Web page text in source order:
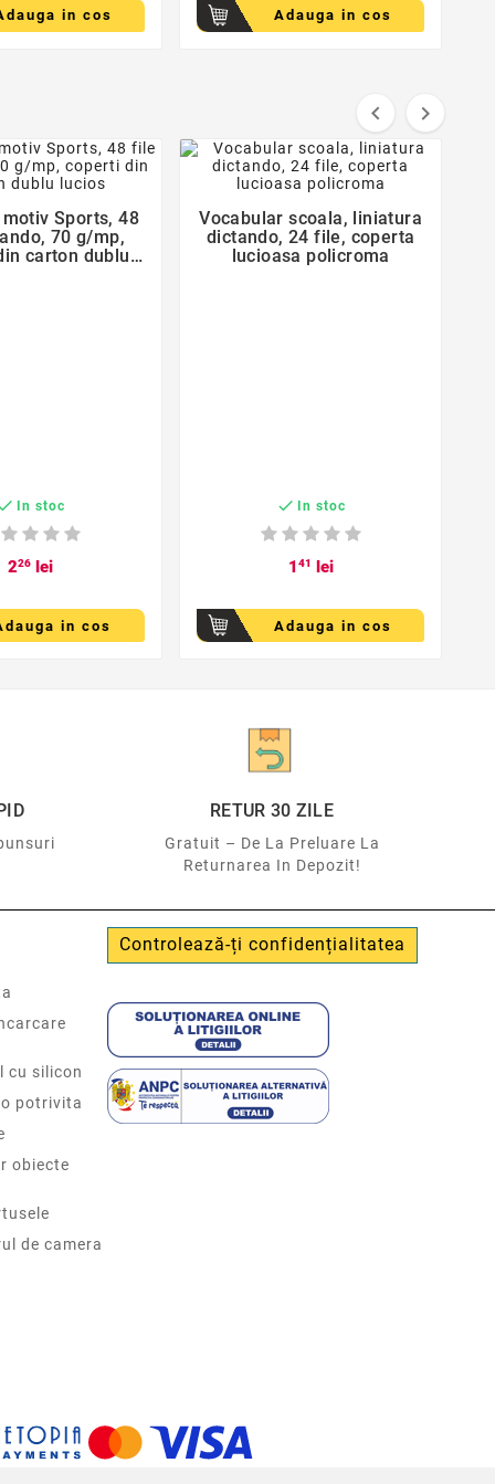
in cos Adauga in cos
 

favorite_border
Sports, 48
70 g/mp,
carton dublu
In stoc
226 lei
in cos

favorite_border
Vocabular scoala, liniatura
dictando, 24 file, coperta
lucioasa policroma
 In stoc
141 lei
Adauga in cos
RETUR 30 ZILE
Gratuit – De La Preluare La
Returnarea In Depozit!
cu silicon
potrivita
obiecte
de camera
Controlează-ți confidențialitatea